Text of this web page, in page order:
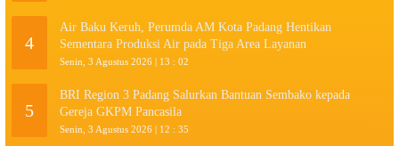
4
Air Baku Keruh, Perumda AM Kota Padang Hentikan
Sementara Produksi Air pada Tiga Area Layanan
Senin, 3 Agustus 2026 | 13 : 02
5
BRI Region 3 Padang Salurkan Bantuan Sembako kepada
Gereja GKPM Pancasila
Senin, 3 Agustus 2026 | 12 : 35